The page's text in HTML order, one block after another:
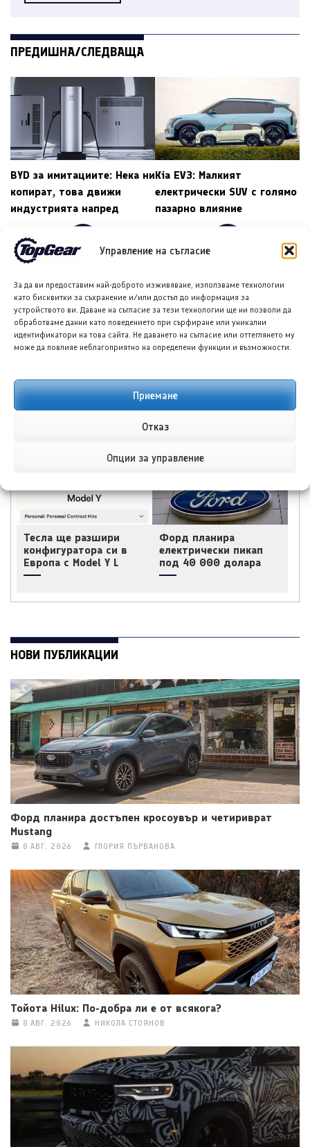
Управление на съгласие
За да ви предоставим най-доброто изживяване, използваме технологии
като бисквитки за съхранение и/или достъп до информация за
устройството ви. Даване на съгласие за тези технологии ще ни позволи да
обработваме данни като поведението при сърфиране или уникални
идентификатори на това сайта. Не даването на съгласие или оттеглянето му
може да повлияе неблагоприятно на определени функции и възможности.
Приемане
Отказ
Опции за управление
ПРЕДИШНА/СЛЕДВАЩА
BYD за имитациите: Нека ни
копират, това движи
индустрията напред
Kia EV3: Малкият
електрически SUV с голямо
пазарно влияние
ПОДОБНИ ПУБЛИКАЦИИ
Тойота Hilux: По-добра
Тесла ще разшири
конфигуратора си в
Европа с Model Y L
Форд планира
електрически пикап
под 40 000 долара
НОВИ ПУБЛИКАЦИИ
Форд планира достъпен кросоувър и четириврат
Mustang
8 АВГ. 2026 ГЛОРИЯ ПЪРВАНОВА
Тойота Hilux: По-добра ли е от всякога?
8 АВГ. 2026 НИКОЛА СТОЯНОВ